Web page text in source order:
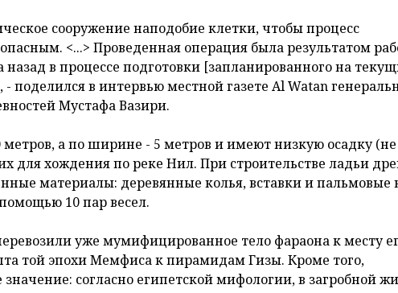
сооружение наподобие клетки, чтобы процесс
<...> Проведенная операция была результатом
назад в процессе подготовки [запланированного на
поделился в интервью местной газете Al Watan
Мустафа Вазири.
а по ширине - 5 метров и имеют низкую осадку (не
для хождения по реке Нил. При строительстве ладьи
материалы: деревянные колья, вставки и пальмовые
10 пар весел.
уже мумифицированное тело фараона к месту
той эпохи Мемфиса к пирамидам Гизы. Кроме того,
согласно египетской мифологии, в загробной